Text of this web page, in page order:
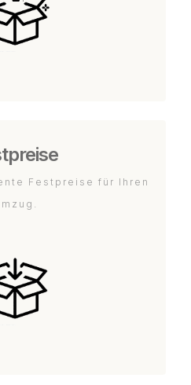
Festpreise für Ihren